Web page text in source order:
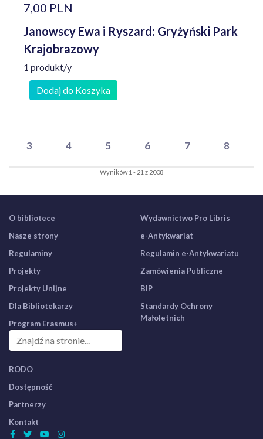
7,00 PLN
Janowscy Ewa i Ryszard: Gryżyński Park
Krajobrazowy
1 produkt/y
Dodaj do Koszyka
3 4 5 6 7 8
Wyników 1 - 21 z 2008
O bibliotece
Nasze strony
Regulaminy
Projekty
Projekty Unijne
Dla Bibliotekarzy
Program Erasmus+
Wydawnictwo Pro Libris
e-Antykwariat
Regulamin e-Antykwariatu
Zamówienia Publiczne
BIP
Standardy Ochrony
Małoletnich
RODO
Dostępność
Partnerzy
Kontakt